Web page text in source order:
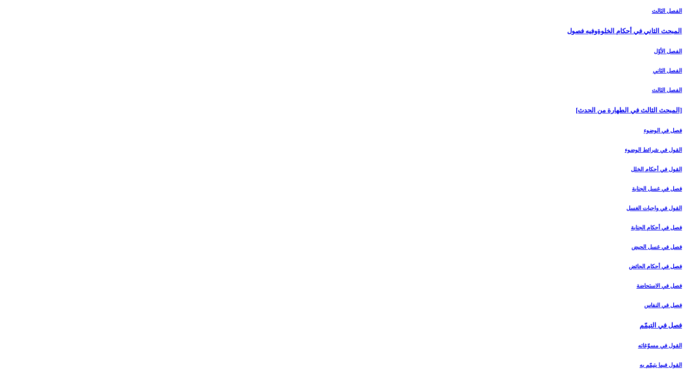
الفصل الثالث‏
المبحث الثاني في أحكام الخلوةوفيه فصول
الفصل الأوّل‏
الفصل الثاني‏
الفصل الثالث‏
[المبحث الثالث في الطهارة من الحدث‏]
فصل في الوضوء
القول في شرائط الوضوء
القول في أحكام الخلل‏
فصل في غسل الجنابة
القول في واجبات الغسل‏
فصل في أحكام الجنابة
فصل في غسل الحيض‏
فصل في أحكام الحائض‏
فصل في الاستحاضة
فصل في النفاس‏
فصل في التيمّم‏
القول في مسوّغاته‏
القول فيما يتيمّم به‏